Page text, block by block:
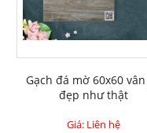
Gạch đá mờ 60x60
đẹp như thật
Giá: Liên hệ